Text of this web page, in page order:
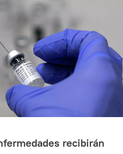
recibirán